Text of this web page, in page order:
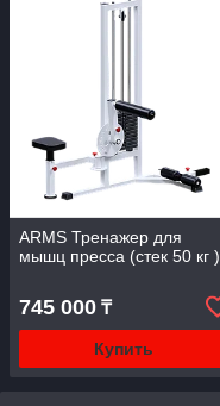
ARMS Тренажер для
мышц пресса (стек 50 кг )
745 000 ₸
Купить